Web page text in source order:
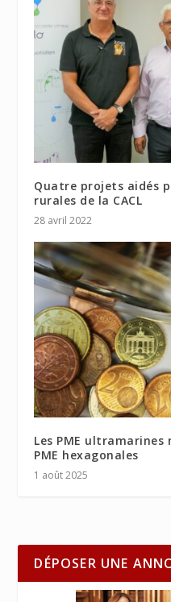
Quatre projets aidés
rurales de la CACL
28 avril 2022
Les PME
PME hexagonales
1 août 2025
DÉPOSER UNE